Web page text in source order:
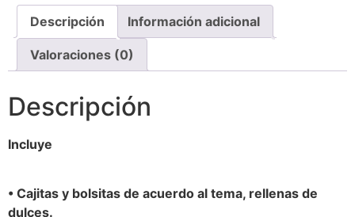
Descripción Información adicional
Valoraciones (0)
Descripción
Incluye
• Cajitas y bolsitas de acuerdo al tema, rellenas de
dulces.